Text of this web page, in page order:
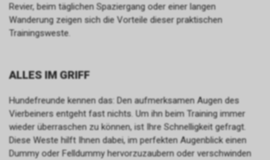
Revier, beim täglichen Spaziergang oder einer langen
Wanderung zeigen sich die Vorteile dieser praktischen
Trainingsweste.
ALLES IM GRIFF
Hundefreunde kennen das: Den aufmerksamen Augen des
Vierbeiners entgeht fast nichts. Um ihn beim Training immer
wieder überraschen zu können, ist Ihre Schnelligkeit gefragt.
Diese Weste hilft Ihnen dabei, im perfekten Augenblick einen
Dummy oder Felldummy hervorzuzaubern oder verschwinden